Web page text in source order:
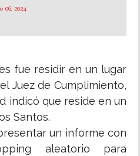
06, 2024
fue residir en un lugar
Juez de Cumplimiento,
indicó que reside en un
Santos.
un informe con
aleatorio para